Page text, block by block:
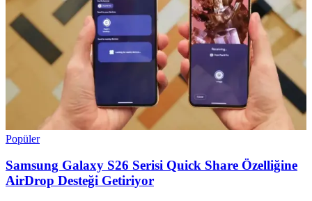
Popüler
Samsung Galaxy S26 Serisi Quick Share Özelliğine
AirDrop Desteği Getiriyor